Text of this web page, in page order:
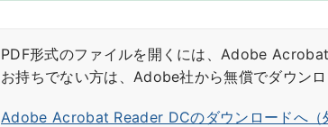
PDF形式のファイルを開くには、Adobe
お持ちでない方は、Adobe社から無償でダウンロ
Adobe Acrobat Reader DCのダウンロードへ（